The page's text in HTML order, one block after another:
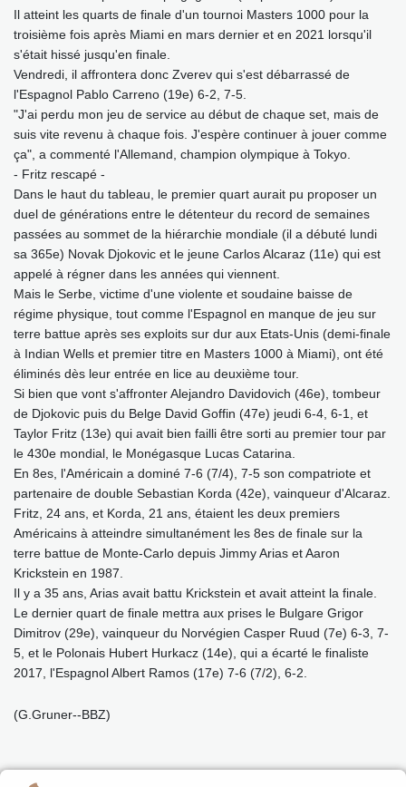
Il atteint les quarts de finale d'un tournoi Masters 1000 pour la
troisième fois après Miami en mars dernier et en 2021 lorsqu'il
s'était hissé jusqu'en finale.
Vendredi, il affrontera donc Zverev qui s'est débarrassé de
l'Espagnol Pablo Carreno (19e) 6-2, 7-5.
"J'ai perdu mon jeu de service au début de chaque set, mais de
suis vite revenu à chaque fois. J'espère continuer à jouer comme
ça", a commenté l'Allemand, champion olympique à Tokyo.
- Fritz rescapé -
Dans le haut du tableau, le premier quart aurait pu proposer un
duel de générations entre le détenteur du record de semaines
passées au sommet de la hiérarchie mondiale (il a débuté lundi
sa 365e) Novak Djokovic et le jeune Carlos Alcaraz (11e) qui est
appelé à régner dans les années qui viennent.
Mais le Serbe, victime d'une violente et soudaine baisse de
régime physique, tout comme l'Espagnol en manque de jeu sur
terre battue après ses exploits sur dur aux Etats-Unis (demi-finale
à Indian Wells et premier titre en Masters 1000 à Miami), ont été
éliminés dès leur entrée en lice au deuxième tour.
Si bien que vont s'affronter Alejandro Davidovich (46e), tombeur
de Djokovic puis du Belge David Goffin (47e) jeudi 6-4, 6-1, et
Taylor Fritz (13e) qui avait bien failli être sorti au premier tour par
le 430e mondial, le Monégasque Lucas Catarina.
En 8es, l'Américain a dominé 7-6 (7/4), 7-5 son compatriote et
partenaire de double Sebastian Korda (42e), vainqueur d'Alcaraz.
Fritz, 24 ans, et Korda, 21 ans, étaient les deux premiers
Américains à atteindre simultanément les 8es de finale sur la
terre battue de Monte-Carlo depuis Jimmy Arias et Aaron
Krickstein en 1987.
Il y a 35 ans, Arias avait battu Krickstein et avait atteint la finale.
Le dernier quart de finale mettra aux prises le Bulgare Grigor
Dimitrov (29e), vainqueur du Norvégien Casper Ruud (7e) 6-3, 7-
5, et le Polonais Hubert Hurkacz (14e), qui a écarté le finaliste
2017, l'Espagnol Albert Ramos (17e) 7-6 (7/2), 6-2.
(G.Gruner--BBZ)